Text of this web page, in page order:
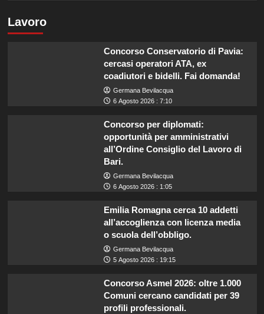
Lavoro
Concorso Conservatorio di Pavia:
cercasi operatori ATA, ex
coadiutori e bidelli. Fai domanda!
Germana Bevilacqua
6 Agosto 2026 : 7:10
Concorso per diplomati:
opportunità per amministrativi
all’Ordine Consiglio del Lavoro di
Bari.
Germana Bevilacqua
6 Agosto 2026 : 1:05
Emilia Romagna cerca 10 addetti
all’accoglienza con licenza media
o scuola dell’obbligo.
Germana Bevilacqua
5 Agosto 2026 : 19:15
Concorso Asmel 2026: oltre 1.000
Comuni cercano candidati per 39
profili professionali.